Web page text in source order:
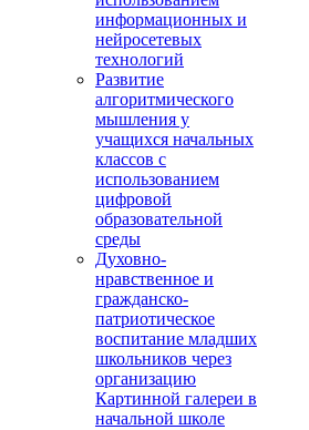
информационных и
нейросетевых
технологий
Развитие
алгоритмического
мышления у
учащихся начальных
классов с
использованием
цифровой
образовательной
среды
Духовно-
нравственное и
гражданско-
патриотическое
воспитание младших
школьников через
организацию
Картинной галереи в
начальной школе